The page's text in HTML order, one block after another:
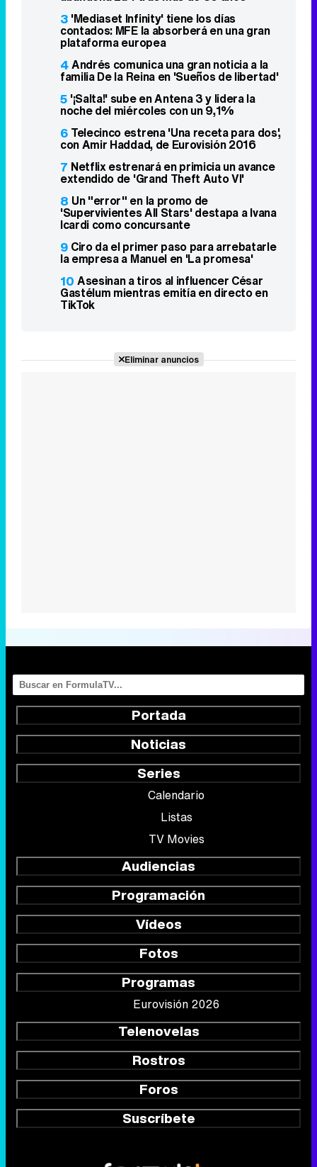
3 'Mediaset Infinity' tiene los días
contados: MFE la absorberá en una gran
plataforma europea
4Andrés comunica una gran noticia a la
familia De la Reina en 'Sueños de libertad'
5 '¡Salta!' sube en Antena 3 y lidera la
noche del miércoles con un 9,1%
6 Telecinco estrena 'Una receta para dos',
con Amir Haddad, de Eurovisión 2016
7 Netflix estrenará en primicia un avance
extendido de 'Grand Theft Auto VI'
8 Un "error" en la promo de
'Supervivientes All Stars' destapa a Ivana
Icardi como concursante
9 Ciro da el primer paso para arrebatarle
la empresa a Manuel en 'La promesa'
10 Asesinan a tiros al influencer César
Gastélum mientras emitía en directo en
TikTok
Eliminar anuncios
Portada
Noticias
Series
Calendario
Listas
TV Movies
Audiencias
Programación
Vídeos
Fotos
Programas
Eurovisión 2026
Telenovelas
Rostros
Foros
Suscríbete